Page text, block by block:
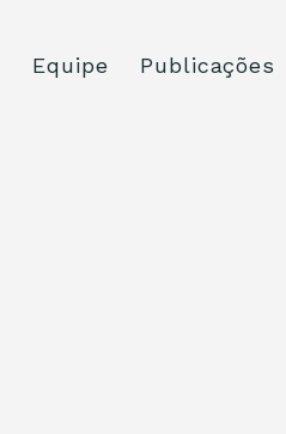
Equipe Publicações